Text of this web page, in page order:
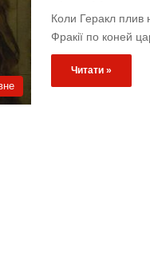
Коли Геракл плив
Фракії по коней
Читати »